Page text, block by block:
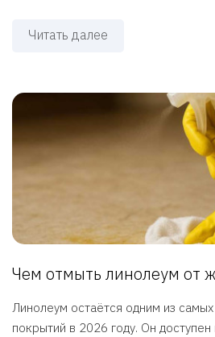
Читать далее
Чем отмыть линолеум от
Линолеум остаётся одним из
покрытий в 2026 году. Он доступен